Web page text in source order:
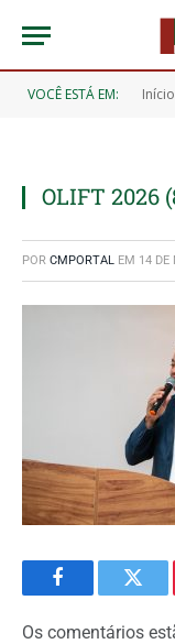
VOCÊ ESTÁ EM: Início
OLIFT 2026
POR CMPORTAL EM 14 DE
Facebook
Os comentários